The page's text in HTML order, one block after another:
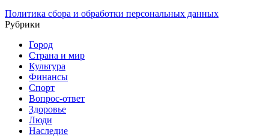
Политика сбора и обработки персональных данных
Рубрики
Город
Страна и мир
Культура
Финансы
Спорт
Вопрос-ответ
Здоровье
Люди
Наследие